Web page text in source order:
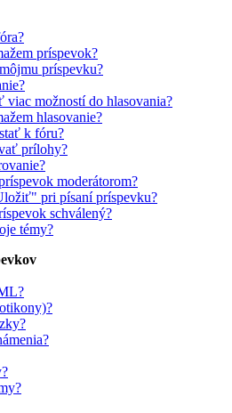
príspevok?
príspevku?
viac možností do hlasovania?
hlasovanie?
k fóru?
prílohy?
moderátorom?
pri písaní príspevku?
schválený?
témy?